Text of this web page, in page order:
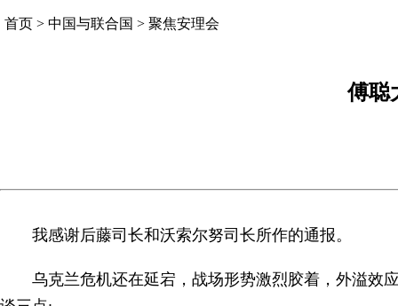
首页 > 中国与联合国 > 聚焦安理会
傅聪
我感谢后藤司长和沃索尔努司长所作的通报。
乌克兰危机还在延宕，战场形势激烈胶着，外溢效